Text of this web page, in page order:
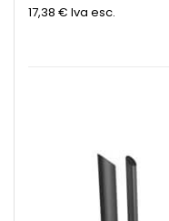
17,38 € Iva esc.